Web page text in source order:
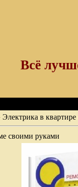
Всё
Электрика в
своими руками